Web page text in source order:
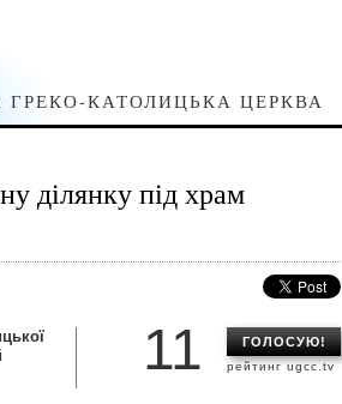
ГРЕКО-КАТОЛИЦЬКА ЦЕРКВА
ділянку під храм
ГОЛОСУЮ!
рейтинг ugcc.tv
11